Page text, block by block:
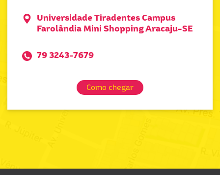
Universidade Tiradentes Campus
Farolândia Mini Shopping Aracaju-SE
79 3243-7679
Como chegar